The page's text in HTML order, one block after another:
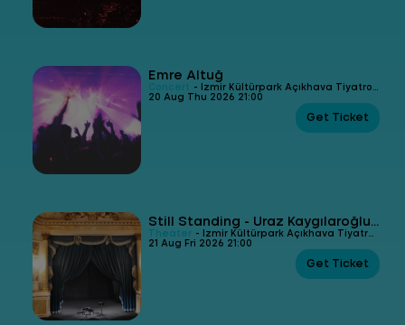
Emre Altuğ
Concert
- İzmir Kültürpark Açıkhava Tiyatrosu
20 Aug Thu 2026 21:00
Get Ticket
Still Standing - Uraz Kaygılaroğlu Stand Up
Theater
- İzmir Kültürpark Açıkhava Tiyatrosu
21 Aug Fri 2026 21:00
Get Ticket